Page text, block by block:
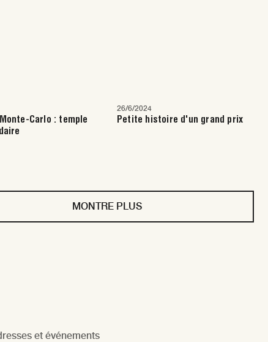
Carlo : temple
26/6/2024
Petite histoire d'un grand prix
MONTRE PLUS
et événements